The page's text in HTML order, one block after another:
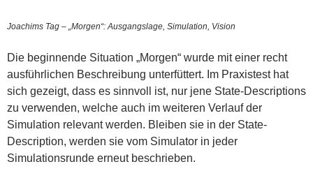
Joachims Tag – „Morgen“: Ausgangslage, Simulation, Vision
Die beginnende Situation „Morgen“ wurde mit einer recht
ausführlichen Beschreibung unterfüttert. Im Praxistest hat
sich gezeigt, dass es sinnvoll ist, nur jene State-Descriptions
zu verwenden, welche auch im weiteren Verlauf der
Simulation relevant werden. Bleiben sie in der State-
Description, werden sie vom Simulator in jeder
Simulationsrunde erneut beschrieben.